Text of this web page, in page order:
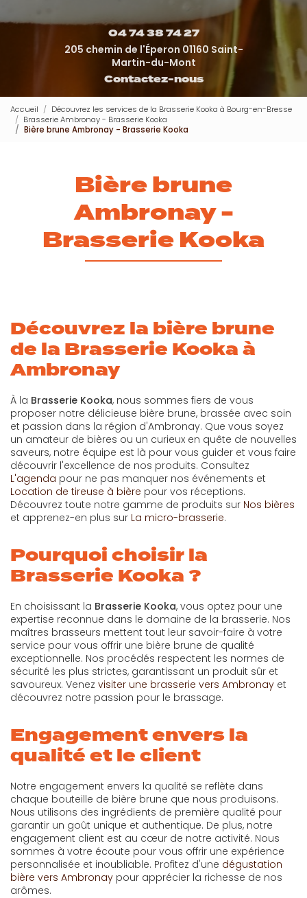
04 74 38 74 27
205 chemin de l'Éperon 01160 Saint-
Martin-du-Mont
Contactez-nous
Accueil
Découvrez les services de la Brasserie Kooka à Bourg-en-Bresse
Brasserie Ambronay - Brasserie Kooka
Bière brune Ambronay - Brasserie Kooka
Bière brune
Ambronay -
Brasserie Kooka
Découvrez la bière brune
de la Brasserie Kooka à
Ambronay
À la Brasserie Kooka, nous sommes fiers de vous
proposer notre délicieuse bière brune, brassée avec soin
et passion dans la région d'Ambronay. Que vous soyez
un amateur de bières ou un curieux en quête de nouvelles
saveurs, notre équipe est là pour vous guider et vous faire
découvrir l'excellence de nos produits. Consultez
L'agenda pour ne pas manquer nos événements et
Location de tireuse à bière pour vos réceptions.
Découvrez toute notre gamme de produits sur Nos bières
et apprenez-en plus sur La micro-brasserie.
Pourquoi choisir la
Brasserie Kooka ?
En choisissant la Brasserie Kooka, vous optez pour une
expertise reconnue dans le domaine de la brasserie. Nos
maîtres brasseurs mettent tout leur savoir-faire à votre
service pour vous offrir une bière brune de qualité
exceptionnelle. Nos procédés respectent les normes de
sécurité les plus strictes, garantissant un produit sûr et
savoureux. Venez visiter une brasserie vers Ambronay et
découvrez notre passion pour le brassage.
Engagement envers la
qualité et le client
Notre engagement envers la qualité se reflète dans
chaque bouteille de bière brune que nous produisons.
Nous utilisons des ingrédients de première qualité pour
garantir un goût unique et authentique. De plus, notre
engagement client est au cœur de notre activité. Nous
sommes à votre écoute pour vous offrir une expérience
personnalisée et inoubliable. Profitez d'une dégustation
bière vers Ambronay pour apprécier la richesse de nos
arômes.